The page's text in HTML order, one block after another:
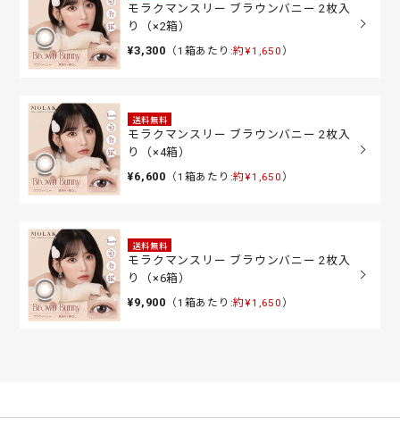
モラクマンスリー ブラウンバニー 2枚入
り（×2箱）
¥3,300 （1箱あたり:約¥1,650 ）
送料無料
モラクマンスリー ブラウンバニー 2枚入
り（×4箱）
¥6,600 （1箱あたり:約¥1,650 ）
送料無料
モラクマンスリー ブラウンバニー 2枚入
り（×6箱）
¥9,900 （1箱あたり:約¥1,650 ）